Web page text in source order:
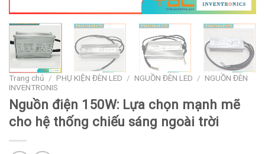
Trang chủ / PHỤ KIỆN ĐÈN LED / NGUỒN ĐÈN LED / NGUỒN ĐÈN
INVENTRONIS
Nguồn điện 150W: Lựa chọn mạnh mẽ
cho hệ thống chiếu sáng ngoài trời